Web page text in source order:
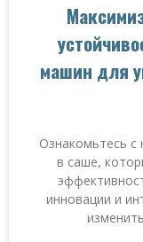
машин для
Ознакомьтесь
в саше,
инновации и